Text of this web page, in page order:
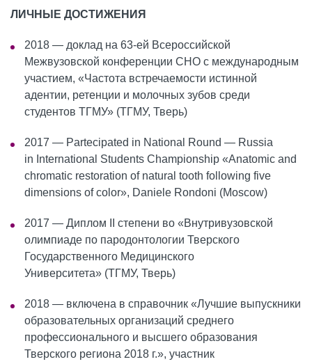
ЛИЧНЫЕ ДОСТИЖЕНИЯ
2018 — доклад на 63-ей Всероссийской
Межвузовской конференции СНО с международным
участием, «Частота встречаемости истинной
адентии, ретенции и молочных зубов среди
студентов ТГМУ» (ТГМУ, Тверь)
2017 — Partecipated in National Round — Russia
in International Students Championship «Anatomic and
chromatic restoration of natural tooth following five
dimensions of color», Daniele Rondoni (Moscow)
2017 — Диплом II степени во «Внутривузовской
олимпиаде по пародонтологии Тверского
Государственного Медицинского
Университета» (ТГМУ, Тверь)
2018 — включена в справочник «Лучшие выпускники
образовательных организаций среднего
профессионального и высшего образования
Тверского региона 2018 г.», участник